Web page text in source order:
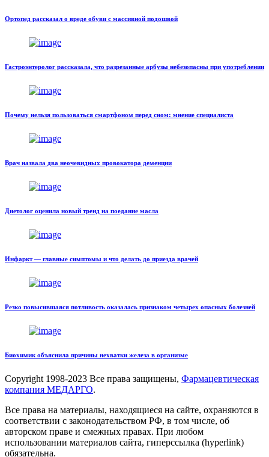
Ортопед рассказал о вреде обуви с массивной подошвой
Гастроэнтеролог рассказала, что разрезанные арбузы небезопасны при употреблении
Почему нельзя пользоваться смартфоном перед сном: мнение специалиста
Врач назвала два неочевидных провокатора деменции
Диетолог оценила новый тренд на поедание масла
Инфаркт — главные симптомы и что делать до приезда врачей
Резко повысившаяся потливость оказалась признаком четырех опасных болезней
Биохимик объяснила причины нехватки железа в организме
Copyright 1998-2023 Все права защищены, Фармацевтическая
компания МЕДАРГО.
Все права на материалы, находящиеся на сайте, охраняются в
соответствии с законодательством РФ, в том числе, об
авторском праве и смежных правах. При любом
использовании материалов сайта, гиперссылка (hyperlink)
обязательна.